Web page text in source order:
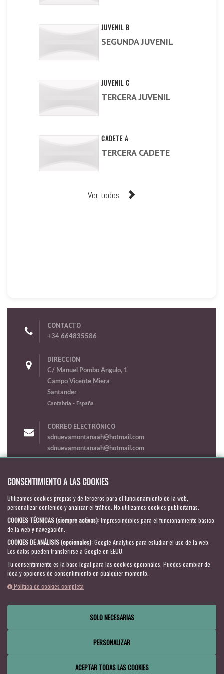
CONTACTO
+34 664835586
DIRECCIÓN
C/ Manuel Pombo Angulo, 1
Campo Vicente Miera
Santander
Cantabria - España
CORREO ELECTRÓNICO
sdnuevamontanaah@hotmail.com
sdnuevamontanaah@hotmail.com
ACCESO A GESDEP.NET
Gestión Deportiva Consultores.
Gestor Web
Política de cookies
Política de privacidad
CONSENTIMIENTO A LAS COOKIES
Utilizamos cookies propias y de terceros para el funcionamiento de la web,
personalizar contenido y analizar el tráfico. No utilizamos cookies publicitarias.
COOKIES TÉCNICAS (siempre activas):Imprescindibles para el funcionamiento básico
de la web y navegación.
COOKIES DE ANÁLISIS (opcionales):Google Analytics para estudiar el uso de la web.
Los datos pueden transferirse a Google en EEUU.
Tu consentimiento es la base legal para las cookies opcionales. Puedes cambiar de
idea y opciones de consentimiento en cualquier momento.
Política de cookies completa
SOLO NECESARIAS
PERSONALIZAR
ACEPTAR TODAS LAS COOKIES